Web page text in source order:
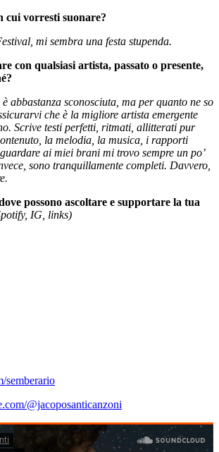
cui vorresti suonare?
mi sembra una festa stupenda.
con qualsiasi artista, passato o presente,
abbastanza sconosciuta, ma per quanto ne so
che è la migliore artista emergente
Scrive testi perfetti, ritmati, allitterati pur
la melodia, la musica, i rapporti
ai miei brani mi trovo sempre un po’
sono tranquillamente completi. Davvero,
possono ascoltare e supportare la tua
IG, links)
semberario
@jacoposanticanzoni